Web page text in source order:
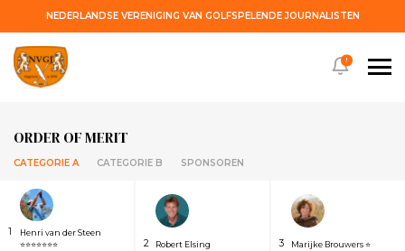
NEDERLANDSE VERENIGING VAN GOLFSPELENDE JOURNALISTEN
ORDER OF MERIT
CATEGORIE A CATEGORIE B SPONSOREN
1
Henri van der Steen
⭐⭐⭐⭐⭐⭐⭐
2
Robert Elsing
3
Marijke Brouwers ⭐
!